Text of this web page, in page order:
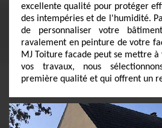
excellente qualité pour protéger
des intempéries et de l'humidité.
de personnaliser votre
ravalement en peinture de votre
MJ Toiture facade peut se mettre
vos travaux, nous
première qualité et qui offrent un